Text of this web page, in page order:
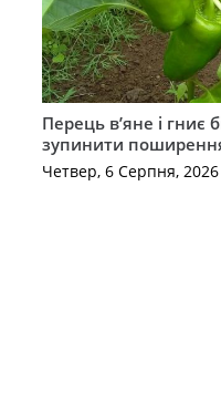
Перець в’яне і гниє
зупинити
Четвер, 6 Серпня, 2026